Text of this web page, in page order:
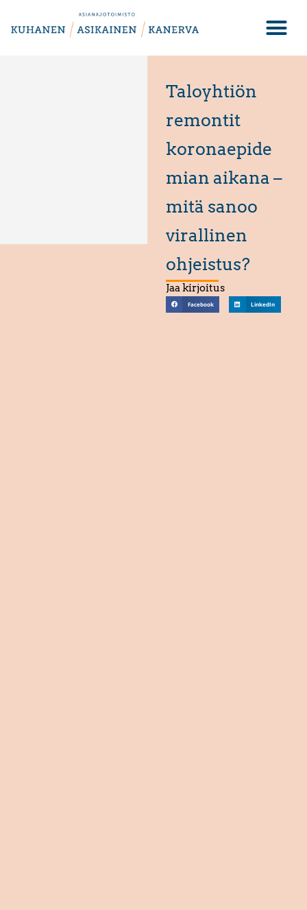
Taloyhtiön
remontit
koronaepide
mian aikana –
mitä sanoo
virallinen
ohjeistus?
Jaa kirjoitus
Facebook LinkedIn